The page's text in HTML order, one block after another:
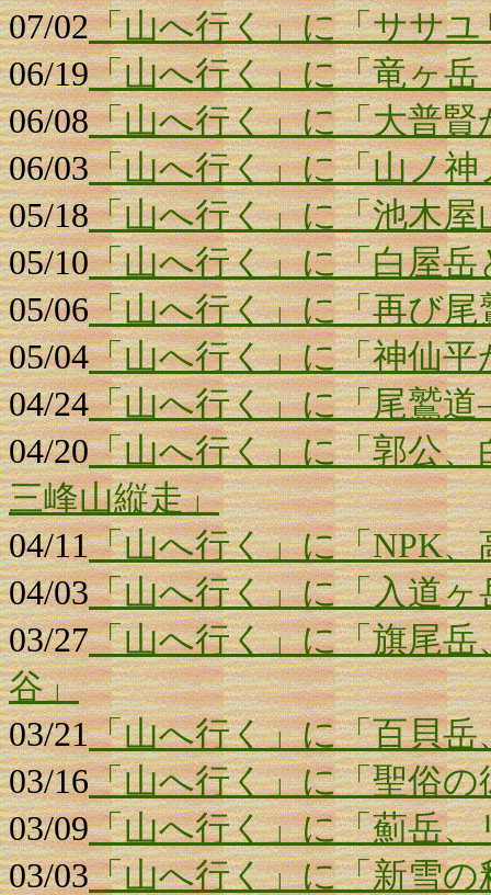
07/02「山へ行く」に「ササユ
06/19「山へ行く」に「竜ヶ
06/08「山へ行く」に「大普
06/03「山へ行く」に「山ノ
05/18「山へ行く」に「池木
05/10「山へ行く」に「白屋
05/06「山へ行く」に「再び
05/04「山へ行く」に「神仙
04/24「山へ行く」に「尾鷲
04/20「山へ行く」に「郭公
三峰山縦走」
04/11「山へ行く」に「NPK
04/03「山へ行く」に「入道ヶ
03/27「山へ行く」に「旗尾
谷」
03/21「山へ行く」に「百貝
03/16「山へ行く」に「聖俗
03/09「山へ行く」に「薊岳
03/03「山へ行く」に「新雪